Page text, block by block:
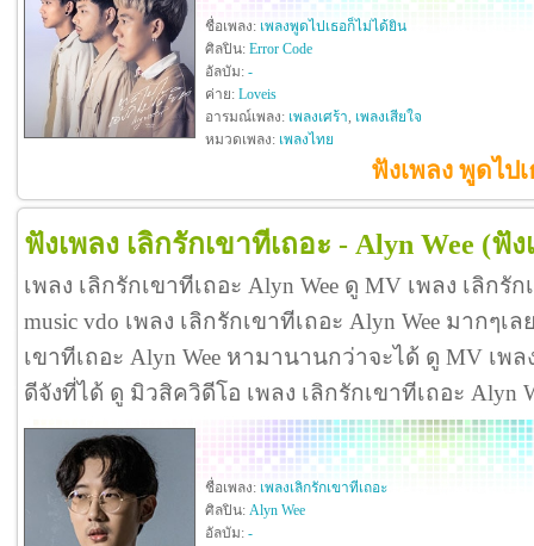
ชื่อเพลง: เพลงพูดไปเธอก็ไม่ได้ยิน
ศิลปิน: Error Code
อัลบัม: -
ค่าย: Loveis
อารมณ์เพลง: เพลงเศร้า, เพลงเสียใจ
หมวดเพลง: เพลงไทย
ฟังเพลง พูดไป
ฟังเพลง เลิกรักเขาทีเถอะ - Alyn Wee (ฟัง
เพลง เลิกรักเขาทีเถอะ Alyn Wee ดู MV เพลง เลิกรั
music vdo เพลง เลิกรักเขาทีเถอะ Alyn Wee มากๆเ
เขาทีเถอะ Alyn Wee หามานานกว่าจะได้ ดู MV เพล
ดีจังที่ได้ ดู มิวสิควิดีโอ เพลง เลิกรักเขาทีเถอะ Alyn
ชื่อเพลง: เพลงเลิกรักเขาทีเถอะ
ศิลปิน: Alyn Wee
อัลบัม: -